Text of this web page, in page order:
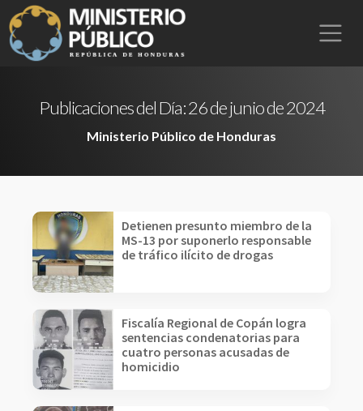
Publicaciones del Día:26 de junio de 2024
Ministerio Público de Honduras
Detienen presunto miembro de la
MS-13 por suponerlo responsable
de tráfico ilícito de drogas
Fiscalía Regional de Copán logra
sentencias condenatorias para
cuatro personas acusadas de
homicidio